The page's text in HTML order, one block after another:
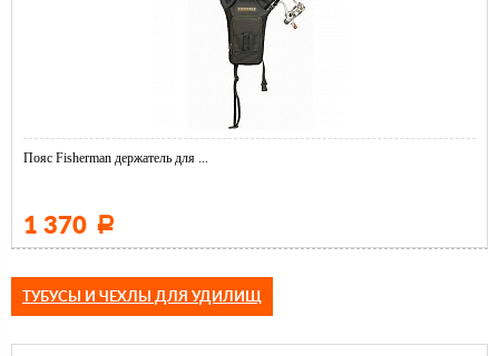
Пояс Fisherman держатель для ...
1 370 Р
ТУБУСЫ И ЧЕХЛЫ ДЛЯ УДИЛИЩ